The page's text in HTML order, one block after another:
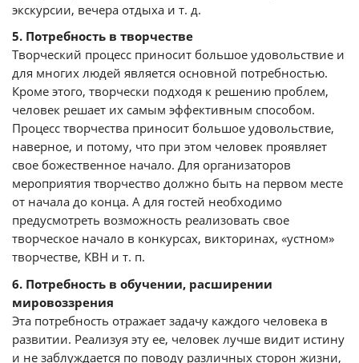
экскурсии, вечера отдыха и т. д.
5. Потребность в творчестве
Творческий процесс приносит большое удовольствие и
для многих людей является основной потребностью.
Кроме этого, творчески подходя к решению проблем,
человек решает их самым эффективным способом.
Процесс творчества приносит большое удовольствие,
наверное, и потому, что при этом человек проявляет
свое божественное начало. Для организаторов
мероприятия творчество должно быть на первом месте
от начала до конца. А для гостей необходимо
предусмотреть возможность реализовать свое
творческое начало в конкурсах, викторинах, «устном»
творчестве, КВН и т. п.
6. Потребность в обучении, расширении
мировоззрения
Эта потребность отражает задачу каждого человека в
развитии. Реализуя эту ее, человек лучше видит истину
и не заблуждается по поводу различных сторон жизни,